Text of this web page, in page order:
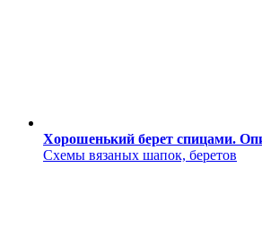
Хорошенький берет спицами.
Схемы вязаных шапок, беретов